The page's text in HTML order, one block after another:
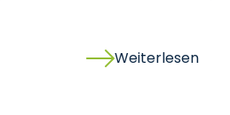
Weiterlesen